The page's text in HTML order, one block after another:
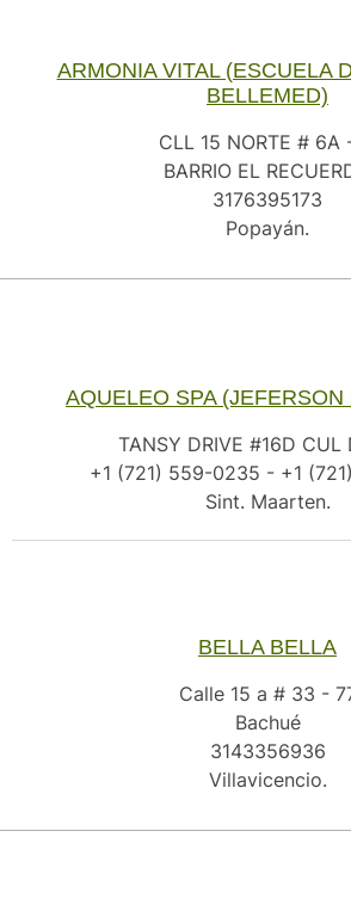
ARMONIA VITAL (ESCUELA
BELLEMED)
CLL 15 NORTE # 6A
BARRIO EL
3176395173
Popayán.
AQUELEO SPA (JEFERSON
TANSY DRIVE #16D CUL
+1 (721) 559-0235 - ‎+1
Sint. Maarten.
BELLA BELLA
Calle 15 a # 33 -
Bachué
3143356936
Villavicencio.